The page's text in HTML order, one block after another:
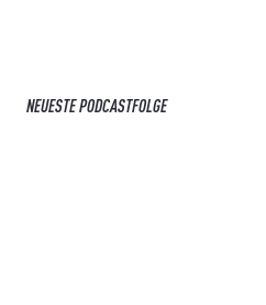
NEUESTE PODCASTFOLGE